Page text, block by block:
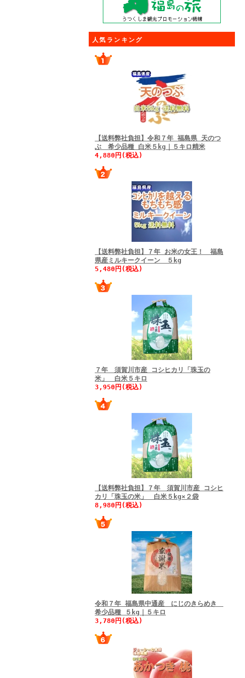
人気ランキング
【送料弊社負担】令和７年 福島県 天のつ
ぶ 希少品種 白米５kg｜５キロ精米
4,880円(税込)
【送料弊社負担】７年 お米の女王！ 福島
県産ミルキークイーン ５kg
5,480円(税込)
７年 須賀川市産 コシヒカリ「珠玉の
米」 白米５キロ
3,950円(税込)
【送料弊社負担】７年 須賀川市産 コシヒ
カリ「珠玉の米」 白米５kg×２袋
8,980円(税込)
令和７年 福島県中通産 にじのきらめき
希少品種 ５kg｜５キロ
3,780円(税込)